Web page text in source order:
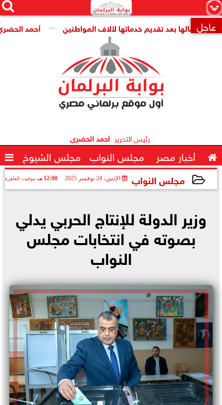
×


 عاجل أحمد الحضري بعد تقديم خدماتها لآلاف المواطنين
رئيس التحرير أحمد الحضرى
 أخبار مصر مجلس النواب مجلس الشيوخ 
مجلس النواب الإثنين، 24 نوفمبر 2025 12:00 مـ بتوقيت القاهرة
وزير الدولة للإنتاج الحربي يدلي
بصوته في انتخابات مجلس
النواب